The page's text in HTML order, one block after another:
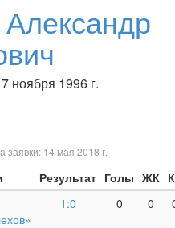
ноября 1996 г.
заявки: 14 мая 2018 г.
Результат Голы ЖК
1:0 0 0